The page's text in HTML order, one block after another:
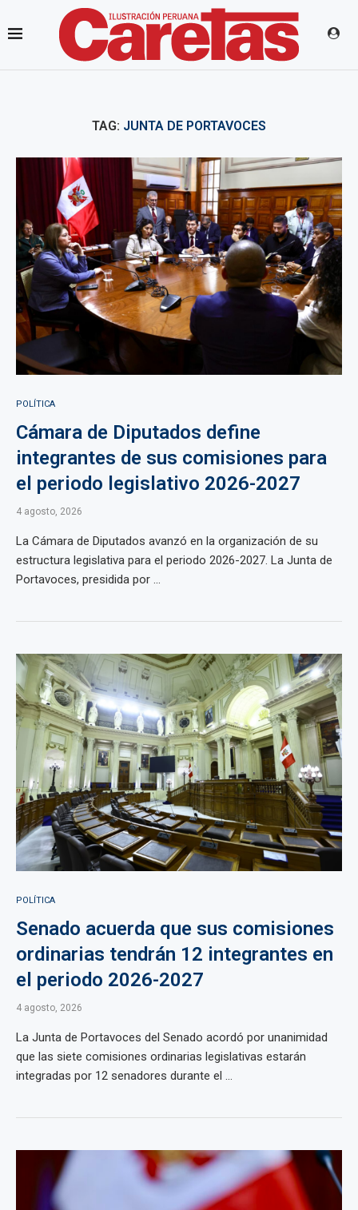
TAG: JUNTA DE PORTAVOCES
POLÍTICA
Cámara de Diputados define
integrantes de sus comisiones para
el periodo legislativo 2026-2027
4 agosto, 2026
La Cámara de Diputados avanzó en la organización de su
estructura legislativa para el periodo 2026-2027. La Junta de
Portavoces, presidida por ...
POLÍTICA
Senado acuerda que sus comisiones
ordinarias tendrán 12 integrantes en
el periodo 2026-2027
4 agosto, 2026
La Junta de Portavoces del Senado acordó por unanimidad
que las siete comisiones ordinarias legislativas estarán
integradas por 12 senadores durante el ...